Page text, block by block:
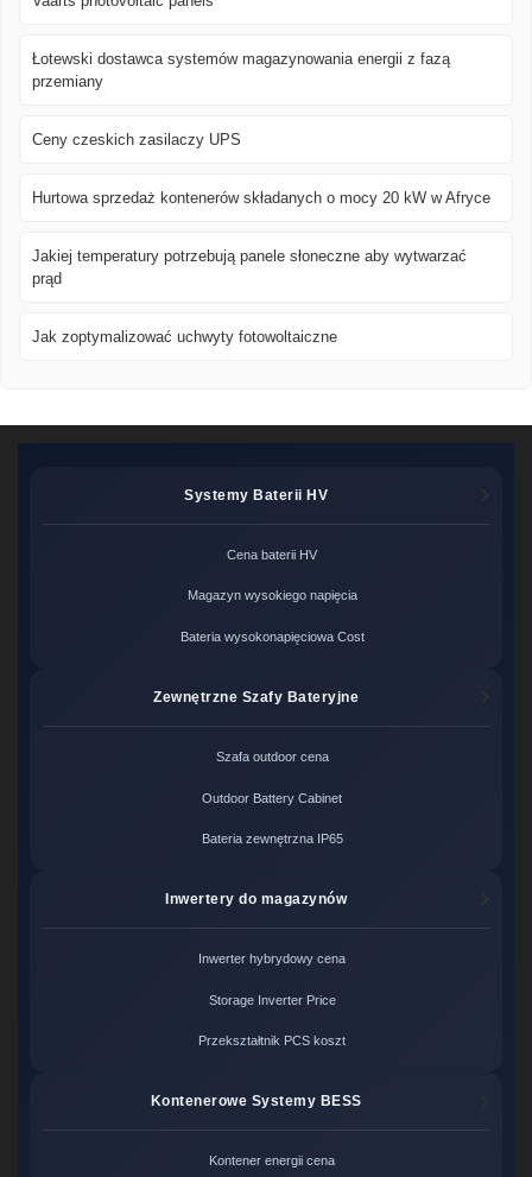
Łotewski dostawca systemów magazynowania energii z fazą
przemiany
Ceny czeskich zasilaczy UPS
Hurtowa sprzedaż kontenerów składanych o mocy 20 kW w Afryce
Jakiej temperatury potrzebują panele słoneczne aby wytwarzać
prąd
Jak zoptymalizować uchwyty fotowoltaiczne
Systemy Baterii HV
Cena baterii HV
Magazyn wysokiego napięcia
Bateria wysokonapięciowa Cost
Zewnętrzne Szafy Bateryjne
Szafa outdoor cena
Outdoor Battery Cabinet
Bateria zewnętrzna IP65
Inwertery do magazynów
Inwerter hybrydowy cena
Storage Inverter Price
Przekształtnik PCS koszt
Kontenerowe Systemy BESS
Kontener energii cena